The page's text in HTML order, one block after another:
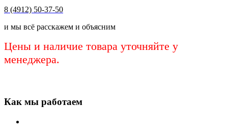
8 (4912) 50-37-50
и мы всё расскажем и объясним
Цены и наличие товара уточняйте у
менеджера.
Как мы работаем